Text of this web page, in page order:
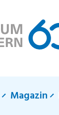
Magazin